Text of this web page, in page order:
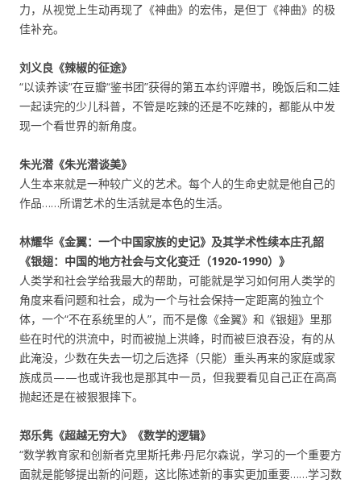
力，从视觉上生动再现了《神曲》的宏伟，是但丁《神曲》的极
佳补充。
刘义良《辣椒的征途》
“以读养读”在豆瓣“鉴书团”获得的第五本约评赠书，晚饭后和二娃
一起读完的少儿科普，不管是吃辣的还是不吃辣的，都能从中发
现一个看世界的新角度。
朱光潜《朱光潜谈美》
人生本来就是一种较广义的艺术。每个人的生命史就是他自己的
作品……所谓艺术的生活就是本色的生活。
林耀华《金翼：一个中国家族的史记》及其学术性续本庄孔韶
《银翅：中国的地方社会与文化变迁（1920-1990）》
人类学和社会学给我最大的帮助，可能就是学习如何用人类学的
角度来看问题和社会，成为一个与社会保持一定距离的独立个
体，一个“不在系统里的人”，而不是像《金翼》和《银翅》里那
些在时代的洪流中，时而被抛上洪峰，时而被巨浪吞没，有的从
此淹没，少数在失去一切之后选择（只能）重头再来的家庭或家
族成员——也或许我也是那其中一员，但我要看见自己正在高高
抛起还是在被狠狠摔下。
郑乐隽《超越无穷大》《数学的逻辑》
“数学教育家和创新者克里斯托弗·丹尼尔森说，学习的一个重要方
面就是能够提出新的问题，这比陈述新的事实更加重要……学习数